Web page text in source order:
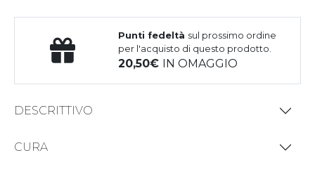
Punti fedeltà sul prossimo ordine
per l'acquisto di questo prodotto.
20,50 IN OMAGGIO
DESCRITTIVO
CURA